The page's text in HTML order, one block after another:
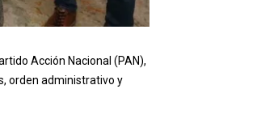
Acción Nacional (PAN),
orden administrativo y